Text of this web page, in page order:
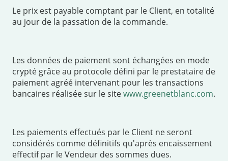
Le prix est payable comptant par le Client, en totalité
au jour de la passation de la commande.
Les données de paiement sont échangées en mode
crypté grâce au protocole défini par le prestataire de
paiement agréé intervenant pour les transactions
bancaires réalisée sur le sitewww.greenetblanc.com.
Les paiements effectués par le Client ne seront
considérés comme définitifs qu'après encaissement
effectif par le Vendeur des sommes dues.